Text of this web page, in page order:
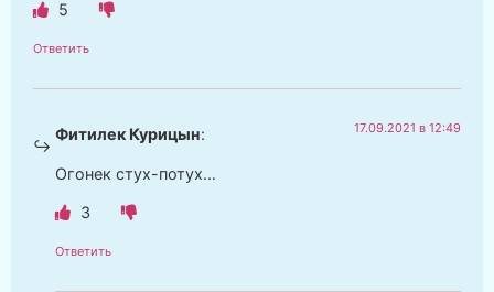
5
Ответить
Фитилек Курицын: 17.09.2021 в 12:49
Огонек стух-потух…
3
Ответить